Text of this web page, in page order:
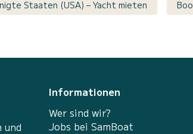
Staaten (USA) – Yacht mieten
und
Informationen
Wer sind wir?
Jobs bei SamBoat